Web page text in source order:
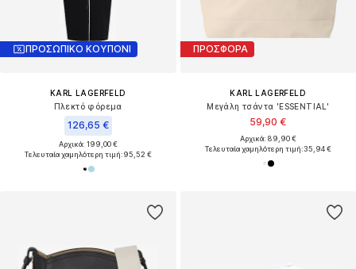
ΠΡΟΣΩΠΙΚΟ ΚΟΥΠΟΝΙ
KARL LAGERFELD
Πλεκτό φόρεμα
126,65 €
Αρχικά: 199,00 €
Τελευταία χαμηλότερη τιμή:95,52 €
ΠΡΟΣΦΟΡΑ
KARL LAGERFELD
Μεγάλη τσάντα 'ESSENTIAL'
59,90 €
Αρχικά: 89,90 €
Τελευταία χαμηλότερη τιμή:35,94 €